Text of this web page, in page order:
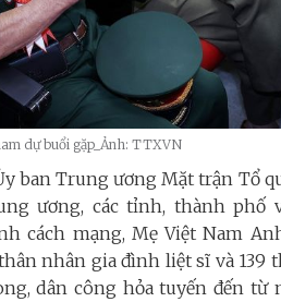
dự buổi gặp_Ảnh: TTXVN
ban Trung ương Mặt trận Tổ
ương, các tỉnh, thành phố
cách mạng, Mẹ Việt Nam
nhân gia đình liệt sĩ và 139
dân công hỏa tuyến đến từ